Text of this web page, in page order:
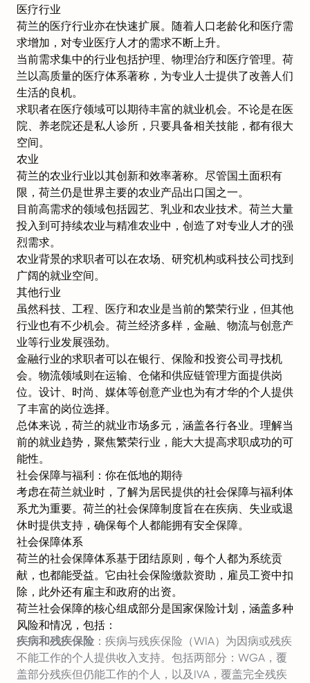
医疗行业
荷兰的医疗行业亦在快速扩展。随着人口老龄化和医疗需
求增加，对专业医疗人才的需求不断上升。
当前需求集中的行业包括护理、物理治疗和医疗管理。荷
兰以高质量的医疗体系著称，为专业人士提供了改善人们
生活的良机。
求职者在医疗领域可以期待丰富的就业机会。不论是在医
院、养老院还是私人诊所，只要具备相关技能，都有很大
空间。
农业
荷兰的农业行业以其创新和效率著称。尽管国土面积有
限，荷兰仍是世界主要的农业产品出口国之一。
目前高需求的领域包括园艺、乳业和农业技术。荷兰大量
投入到可持续农业与精准农业中，创造了对专业人才的强
烈需求。
农业背景的求职者可以在农场、研究机构或科技公司找到
广阔的就业空间。
其他行业
虽然科技、工程、医疗和农业是当前的繁荣行业，但其他
行业也有不少机会。荷兰经济多样，金融、物流与创意产
业等行业发展强劲。
金融行业的求职者可以在银行、保险和投资公司寻找机
会。物流领域则在运输、仓储和供应链管理方面提供岗
位。设计、时尚、媒体等创意产业也为有才华的个人提供
了丰富的岗位选择。
总体来说，荷兰的就业市场多元，涵盖各行各业。理解当
前的就业趋势，聚焦繁荣行业，能大大提高求职成功的可
能性。
社会保障与福利：你在低地的期待
考虑在荷兰就业时，了解为居民提供的社会保障与福利体
系尤为重要。荷兰的社会保障制度旨在在疾病、失业或退
休时提供支持，确保每个人都能拥有安全保障。
社会保障体系
荷兰的社会保障体系基于团结原则，每个人都为系统贡
献，也都能受益。它由社会保险缴款资助，雇员工资中扣
除，此外还有雇主和政府的出资。
荷兰社会保障的核心组成部分是国家保险计划，涵盖多种
风险和情况，包括：
疾病和残疾保险 ：疾病与残疾保险（WIA）为因病或残疾
不能工作的个人提供收入支持。包括两部分：WGA，覆
盖部分残疾但仍能工作的个人，以及IVA，覆盖完全残疾